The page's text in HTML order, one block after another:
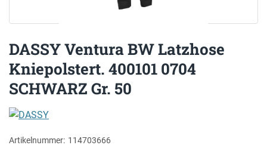
DASSY Ventura BW Latzhose
Kniepolstert. 400101 0704
SCHWARZ Gr. 50
DASSY
Artikelnummer: 114703666